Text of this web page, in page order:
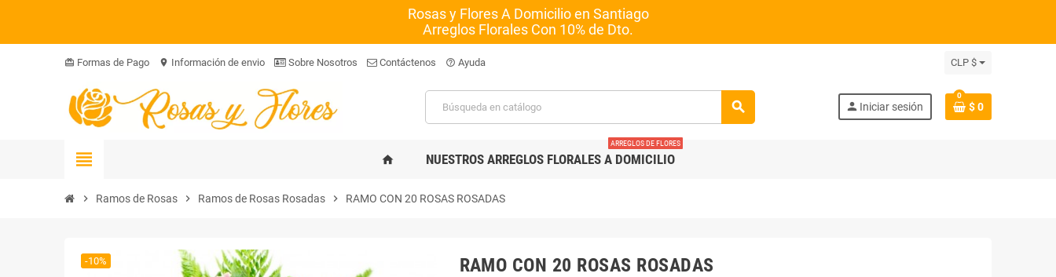
Rosas y Flores A Domicilio en Santiago
Arreglos Florales Con 10% de Dto.
card_giftcard Formas de Pago location_on Información de envio Sobre Nosotros Contáctenos help_outline Ayuda CLP $
search person Iniciar sesión
0
$ 0
view_headline home NUESTROS ARREGLOS FLORALES A DOMICILIO
ARREGLOS DE FLORES
chevron_right Ramos de Rosas chevron_right Ramos de Rosas Rosadas chevron_right RAMO CON 20 ROSAS ROSADAS
-10% RAMO CON 20 ROSAS ROSADAS